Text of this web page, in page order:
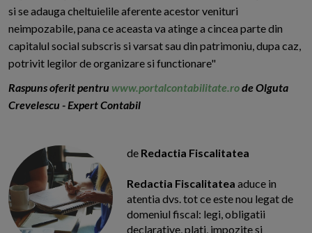
si se adauga cheltuielile aferente acestor venituri
neimpozabile, pana ce aceasta va atinge a cincea parte din
capitalul social subscris si varsat sau din patrimoniu, dupa caz,
potrivit legilor de organizare si functionare"
Raspuns oferit pentru www.portalcontabilitate.rode Olguta
Crevelescu - Expert Contabil
de Redactia Fiscalitatea
Redactia Fiscalitatea aduce in
atentia dvs. tot ce este nou legat de
domeniul fiscal: legi, obligatii
declarative, plati, impozite si